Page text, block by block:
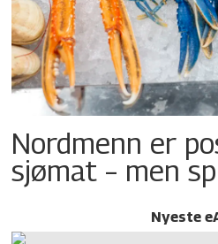
Nordmenn er
sjømat – men
Nyeste